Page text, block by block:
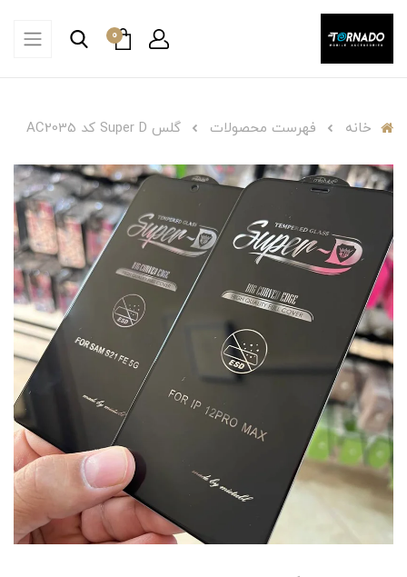
0
خانه فهرست محصولات گلس Super D کد AC2035